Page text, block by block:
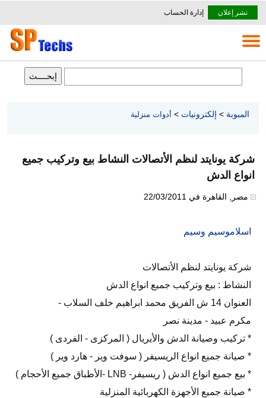
نشر إعلان إدارة الحساب
المبوبة > إلكترونيات > أدوات منزلية
شركة يونايتد لنظم الأتصالات النشاط بيع وتركيب جميع
انواع الدش
مصر القاهرة في 22/03/2011
اسلاموسيم وسيم
شركة يونايتد لنظم الأتصالات
النشاط : بيع وتركيب جميع انواع الدش
العنوان 14 ش الفريق محمد ابراهيم خلف السلاب -
مكرم عبيد - مدينة نصر
* تركيب وصيانة الدش والأيريال ( المركزى - الفردى )
* صيانة جميع انواع الريسيفر ( سوفت وير - هارد وير )
* بيع جميع انواع الدش ( ريسيفر- LNB -الأطباق جميع الأحجام )
* صيانة جميع الأجهزة الكهربائية المنزلية